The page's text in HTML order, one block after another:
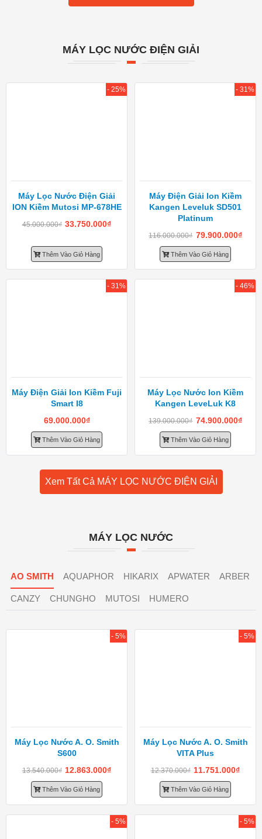
MÁY LỌC NƯỚC ĐIỆN GIẢI
Máy Lọc Nước Điện Giải
ION Kiềm Mutosi MP-678HE
45.000.000₫ 33.750.000₫
Thêm Vào Giỏ Hàng
- 25%
Máy Điện Giải Ion Kiềm
Kangen Leveluk SD501
Platinum
116.000.000₫ 79.900.000₫
Thêm Vào Giỏ Hàng
- 31%
Máy Điện Giải Ion Kiềm Fuji
Smart I8
69.000.000₫
Thêm Vào Giỏ Hàng
- 31%
Máy Lọc Nước Ion Kiềm
Kangen LeveLuk K8
139.000.000₫ 74.900.000₫
Thêm Vào Giỏ Hàng
- 46%
Xem Tất Cả MÁY LỌC NƯỚC ĐIỆN GIẢI
MÁY LỌC NƯỚC
AO SMITH AQUAPHOR HIKARIX APWATER ARBER
CANZY CHUNGHO MUTOSI HUMERO
Máy Lọc Nước A. O. Smith
S600
13.540.000₫ 12.863.000₫
Thêm Vào Giỏ Hàng
- 5%
Máy Lọc Nước A. O. Smith
VITA Plus
12.370.000₫ 11.751.000₫
Thêm Vào Giỏ Hàng
- 5%
- 5% - 5%